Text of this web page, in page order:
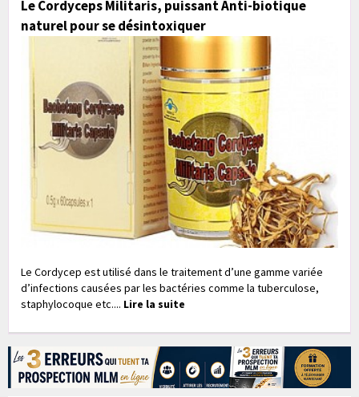
Le Cordyceps Militaris, puissant Anti-biotique
naturel pour se désintoxiquer
Le Cordycep est utilisé dans le traitement d’une gamme variée
d’infections causées par les bactéries comme la tuberculose,
staphylocoque etc.... Lire la suite